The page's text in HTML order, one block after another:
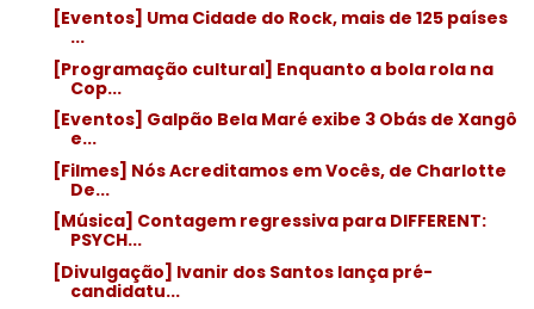
[Eventos] Uma Cidade do Rock, mais de 125 países
...
[Programação cultural] Enquanto a bola rola na
Cop...
[Eventos] Galpão Bela Maré exibe 3 Obás de Xangô
e...
[Filmes] Nós Acreditamos em Vocês, de Charlotte
De...
[Música] Contagem regressiva para DIFFERENT:
PSYCH...
[Divulgação] Ivanir dos Santos lança pré-
candidatu...